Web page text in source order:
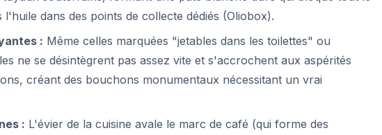
dans des points de collecte dédiés (Oliobox).
: Même celles marquées "jetables dans les toilettes" ou
ne se désintègrent pas assez vite et s'accrochent aux aspérités
créant des bouchons monumentaux nécessitant un vrai
: L'évier de la cuisine avale le marc de café (qui forme des